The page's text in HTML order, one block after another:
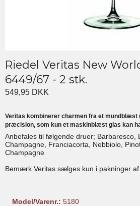
Riedel Veritas New
6449/67 - 2 stk.
549,95 DKK
Veritas kombinerer charmen fra et mundblæst
præcision, som kun et maskinblæst glas kan
Anbefales til følgende druer; Barbaresco,
Champagne, Franciacorta, Nebbiolo,
Champagne
Bemærk Veritas sælges kun i pakninger af
Model/Varenr.: 5180